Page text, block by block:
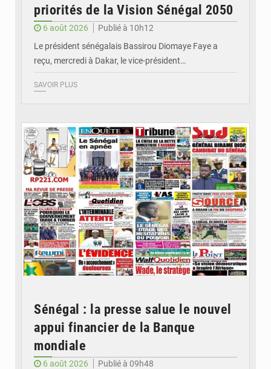
priorités de la Vision Sénégal 2050
6 août 2026
Publié à 10h12
Le président sénégalais Bassirou Diomaye Faye a
reçu, mercredi à Dakar, le vice-président…
SAVOIR PLUS
Sénégal : la presse salue le nouvel
appui financier de la Banque
mondiale
6 août 2026
Publié à 09h48